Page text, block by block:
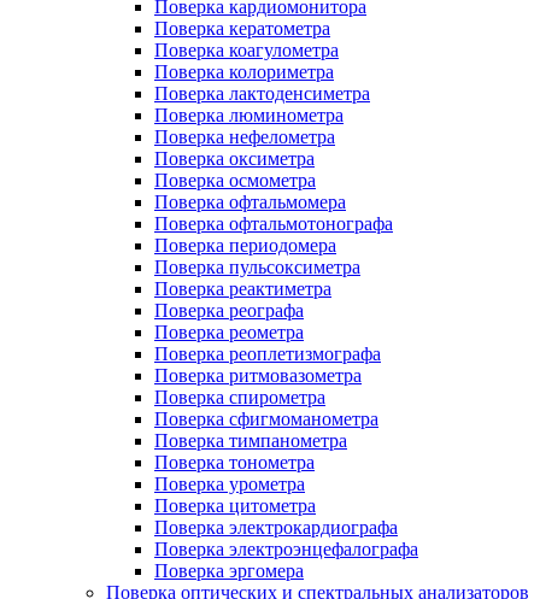
Поверка кардиомонитора
Поверка кератометра
Поверка коагулометра
Поверка колориметра
Поверка лактоденсиметра
Поверка люминометра
Поверка нефелометра
Поверка оксиметра
Поверка осмометра
Поверка офтальмомера
Поверка офтальмотонографа
Поверка периодомера
Поверка пульсоксиметра
Поверка реактиметра
Поверка реографа
Поверка реометра
Поверка реоплетизмографа
Поверка ритмовазометра
Поверка спирометра
Поверка сфигмоманометра
Поверка тимпанометра
Поверка тонометра
Поверка урометра
Поверка цитометра
Поверка электрокардиографа
Поверка электроэнцефалографа
Поверка эргомера
Поверка оптических и спектральных анализаторов